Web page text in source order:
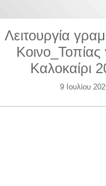
Λειτουργία
Κοινο_Τοπίας
Καλοκαίρι
9 Ιουλίου